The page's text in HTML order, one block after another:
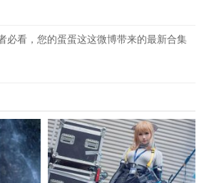
必看，您的蛋蛋这这微博带来的最新合集